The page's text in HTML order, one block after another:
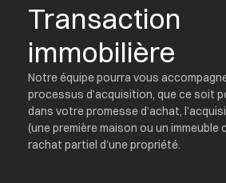
Transaction
immobilière
Notre équipe pourra vous
processus d’acquisition, que ce soit
dans votre promesse d’achat,
(une première maison ou un immeuble
rachat partiel d’une propriété.